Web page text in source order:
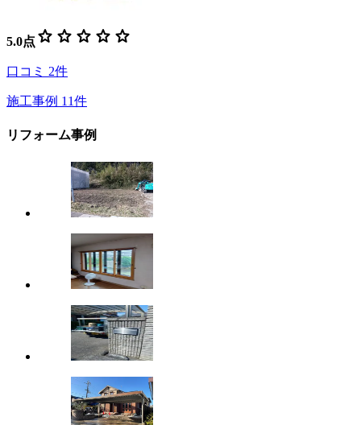
5.0点 star star star star star
口コミ 2件
施工事例 11件
リフォーム事例